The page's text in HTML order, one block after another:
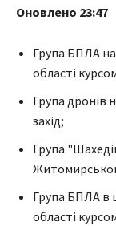
Оновлено 23:47
Група БПЛА на
області
Група дронів
захід;
Група
Житомирської
Група БПЛА в
області